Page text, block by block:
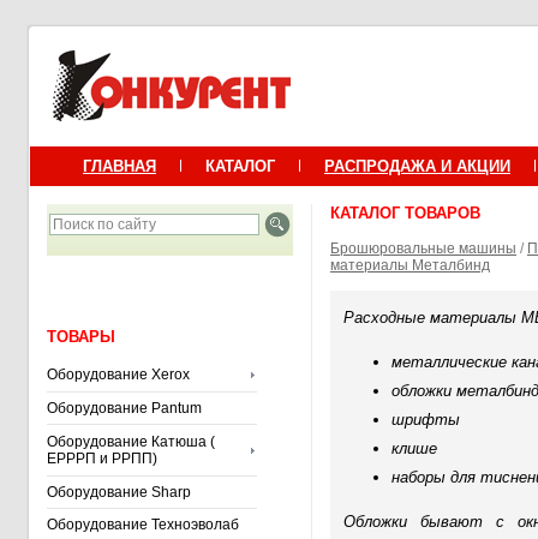
ГЛАВНАЯ КАТАЛОГ РАСПРОДАЖА И АКЦИИ
ТОВАРЫ
Оборудование Xerox
Оборудование Pantum
Оборудование Катюша (
ЕРРРП и РРПП)
Оборудование Sharp
Оборудование Техноэволаб
КАТАЛОГ ТОВАРОВ
Брошюровальные машины /
материалы Металбинд
Расходные материалы
металлические
обложки
шрифты
клише
наборы для
Обложки бывают с